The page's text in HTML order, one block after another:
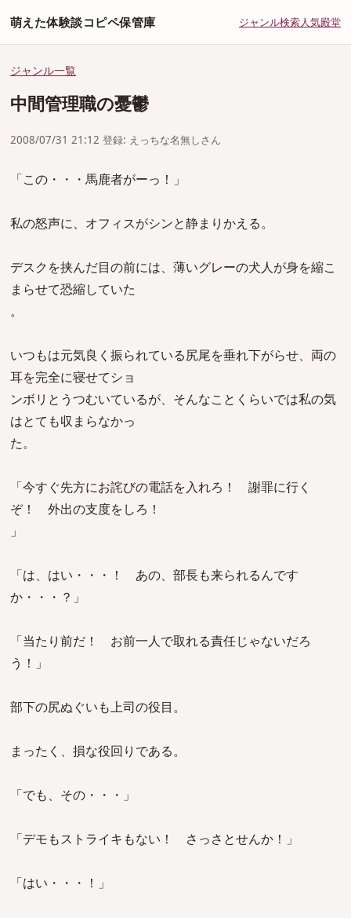
萌えた体験談コピペ保管庫 ジャンル検索人気殿堂
ジャンル一覧
中間管理職の憂鬱
2008/07/31 21:12 登録: えっちな名無しさん
「この・・・馬鹿者がーっ！」
私の怒声に、オフィスがシンと静まりかえる。
デスクを挟んだ目の前には、薄いグレーの犬人が身を縮こ
まらせて恐縮していた
。
いつもは元気良く振られている尻尾を垂れ下がらせ、両の
耳を完全に寝せてショ
ンボリとうつむいているが、そんなことくらいでは私の気
はとても収まらなかっ
た。
「今すぐ先方にお詫びの電話を入れろ！ 謝罪に行く
ぞ！ 外出の支度をしろ！
」
「は、はい・・・！ あの、部長も来られるんです
か・・・？」
「当たり前だ！ お前一人で取れる責任じゃないだろ
う！」
部下の尻ぬぐいも上司の役目。
まったく、損な役回りである。
「でも、その・・・」
「デモもストライキもない！ さっさとせんか！」
「はい・・・！」